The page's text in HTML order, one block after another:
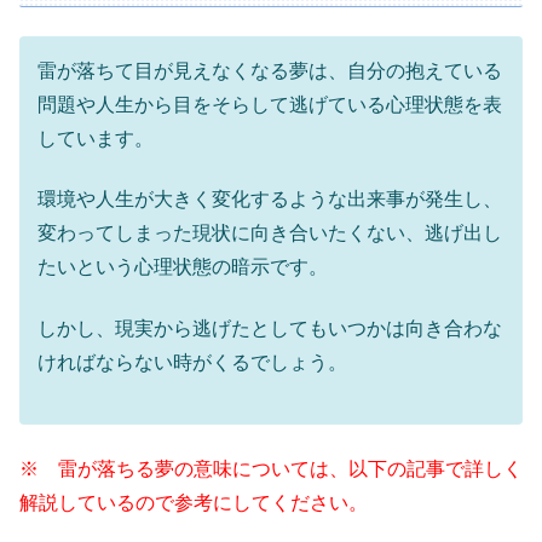
雷が落ちて目が見えなくなる夢は、自分の抱えている
問題や人生から目をそらして逃げている心理状態を表
しています。
環境や人生が大きく変化するような出来事が発生し、
変わってしまった現状に向き合いたくない、逃げ出し
たいという心理状態の暗示です。
しかし、現実から逃げたとしてもいつかは向き合わな
ければならない時がくるでしょう。
※ 雷が落ちる夢の意味については、以下の記事で詳しく
解説しているので参考にしてください。